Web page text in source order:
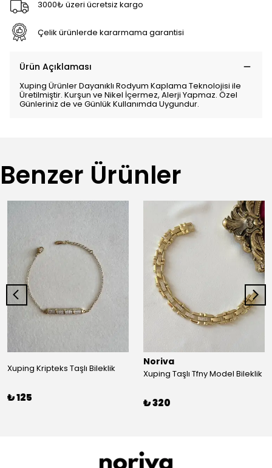
3000₺ üzeri ücretsiz kargo
Çelik ürünlerde kararmama garantisi
Ürün Açıklaması
Xuping Ürünler Dayanıklı Rodyum Kaplama Teknolojisi ile
Üretilmiştir. Kurşun ve Nikel İçermez, Alerji Yapmaz. Özel
Günleriniz de ve Günlük Kullanımda Uygundur.
Benzer Ürünler
Xuping Kripteks Taşlı Bileklik
₺ 125
Noriva
Xuping Taşlı Tfny Model Bileklik
₺ 320